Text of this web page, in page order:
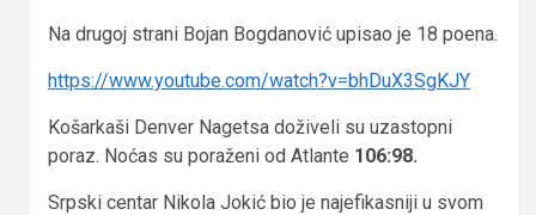
Na drugoj strani Bojan Bogdanović upisao je 18 poena.
https://www.youtube.com/watch?v=bhDuX3SgKJY
Košarkaši Denver Nagetsa doživeli su uzastopni
poraz. Noćas su poraženi od Atlante 106:98.
Srpski centar Nikola Jokić bio je najefikasniji u svom